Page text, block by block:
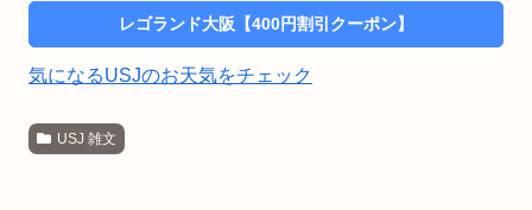
レゴランド大阪【400円割引クーポン】
気になるUSJのお天気をチェック
USJ 雑文